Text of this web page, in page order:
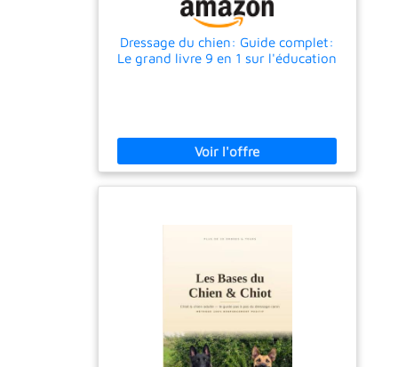
Dressage du chien: Guide complet:
Le grand livre 9 en 1 sur l'éducation